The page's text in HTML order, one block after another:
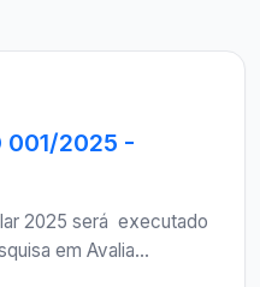
001/2025 -
2025 será executado
em Avalia...